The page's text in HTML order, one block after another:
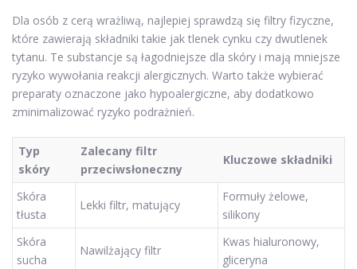
Dla osób z cerą wrażliwą, najlepiej sprawdzą się filtry fizyczne,
które zawierają składniki takie jak tlenek cynku czy dwutlenek
tytanu. Te substancje są łagodniejsze dla skóry i mają mniejsze
ryzyko wywołania reakcji alergicznych. Warto także wybierać
preparaty oznaczone jako hypoalergiczne, aby dodatkowo
zminimalizować ryzyko podrażnień.
Typ
skóry
Zalecany filtr
przeciwsłoneczny
Kluczowe składniki
Skóra
tłusta
Lekki filtr, matujący
Formuły żelowe,
silikony
Skóra
sucha
Nawilżający filtr
Kwas hialuronowy,
gliceryna